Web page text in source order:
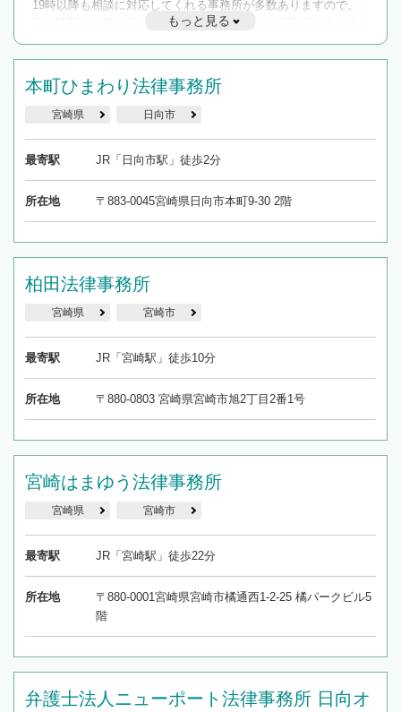
19時以降も相談に対応してくれる事務所が多数ありますので、
遅い時間の相談が増えそうな場合はそのような事務所に絞り込
んで検索してみましょう。
を加えて再検索
もっと見る
本町ひまわり法律事務所
宮崎県 日向市
最寄駅 JR「日向市駅」徒歩2分
所在地 〒883-0045宮崎県日向市本町9-30 2階
柏田法律事務所
宮崎県 宮崎市
最寄駅 JR「宮崎駅」徒歩10分
所在地 〒880-0803 宮崎県宮崎市旭2丁目2番1号
宮崎はまゆう法律事務所
宮崎県 宮崎市
最寄駅 JR「宮崎駅」徒歩22分
所在地
〒880-0001宮崎県宮崎市橘通西1-2-25 橘パークビル5
階
弁護士法人ニューポート法律事務所 日向オ